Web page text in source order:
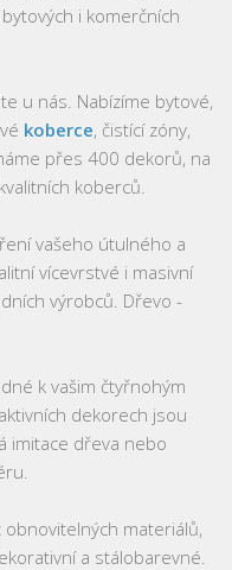
i komerčních
u nás. Nabízíme bytové,
koberce, čistící zóny,
přes 400 dekorů, na
koberců.
vašeho útulného a
vícevrstvé i masivní
výrobců. Dřevo -
k vašim čtyřnohým
dekorech jsou
imitace dřeva nebo
obnovitelných materiálů,
a stálobarevné.